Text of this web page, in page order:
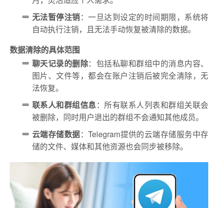
无法暂停注销：一旦达到设定的时间期限，系统将
自动执行注销，且无法手动恢复被清除的数据。
数据清除的具体范围
聊天记录的删除：包括私聊和群组中的消息内容、
图片、文件等，都会在账户注销后被完全清除，无
法恢复。
联系人和群组信息：所有联系人列表和群组关联会
被删除，同时用户退出的群组不会通知其他成员。
云端存储数据：Telegram提供的云端存储服务中存
储的文件、媒体和其他资源也会同步被移除。